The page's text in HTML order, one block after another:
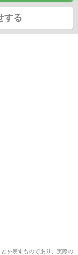
する
を表すものであり、実際の